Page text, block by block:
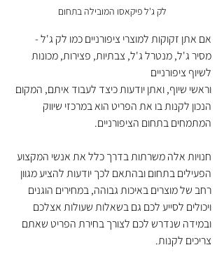
לק ג'ל פיקאסו המובילה בתחום
אם אתן זקוקות למוצרי ציפורניים כמו לק ג'ל -
מסיר ג'ל, מנטרל ג'ל, צבתיות, פצירות, מכונות
לשיוף ציפורניים
וראשי שיוף, ואתן יודעות כיצד לעבוד איתם, המקום
הנכון לקנות בו את הפריט הוא במרכזי שיווק
המתמחים בתחום הציפורניים.
חנויות אלה משרתות בדרך כלל את אנשי המקצוע
הפעילים בתחום ובהתאם לכך יודעות להציע מגוון
רחב של מוצרים באיכות גבוהה, במחירים הוגנים
ויכולים לסייע לכם גם בשאלות שעולות אצלכם
ובמידה שנדרש לכם לצורך בחירת הפריט שאתם
צריכים לקנות.